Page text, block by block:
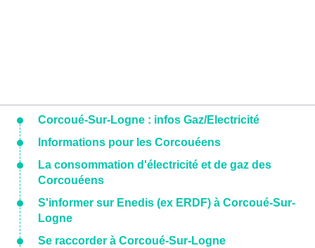
Corcoué-Sur-Logne : infos Gaz/Electricité
Informations pour les Corcouéens
La consommation d'électricité et de gaz des
Corcouéens
S'informer sur Enedis (ex ERDF) à Corcoué-Sur-
Logne
Se raccorder à Corcoué-Sur-Logne